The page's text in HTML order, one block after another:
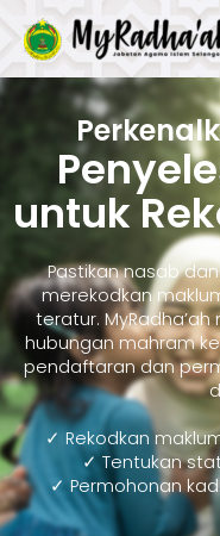
untuk
Pastikan nasab
merekodkan
teratur.
hubungan mahram
pendaftaran dan
✓ Rekodkan
✓ Tentukan
✓ Permohonan